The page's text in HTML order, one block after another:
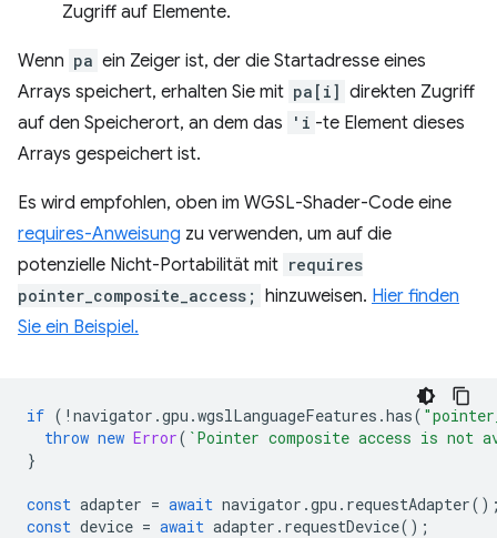
Zugriff auf Elemente.
Wenn pa ein Zeiger ist, der die Startadresse eines
Arrays speichert, erhalten Sie mit pa[i] direkten Zugriff
auf den Speicherort, an dem das
'i -te Element dieses
Arrays gespeichert ist.
Es wird empfohlen, oben im WGSL-Shader-Code eine
requires-Anweisung zu verwenden, um auf die
potenzielle Nicht-Portabilität mit requires
pointer_composite_access; hinzuweisen. Hier finden
Sie ein Beispiel.
if ( ! navigator .gpu .wgslLanguageFeatures .has(
throw new Error( `Pointer composite access is not
}
const adapter = await navigator .gpu . requestAdapter
const device = await adapter . requestDevice();